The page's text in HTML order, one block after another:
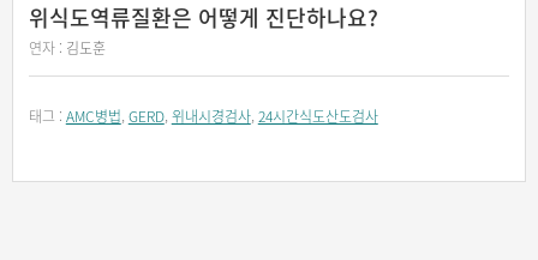
위식도역류질환은 어떻게 진단하나요?
연자 : 김도훈
태그 : AMC병법, GERD, 위내시경검사, 24시간식도산도검사